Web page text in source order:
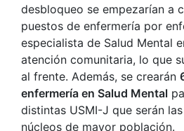
desbloqueo se empezarían a
puestos de enfermería por
especialista de Salud Mental
atención comunitaria, lo que
al frente. Además, se crearán
enfermería en Salud Mental
distintas USMI-J que serán
núcleos de mayor población.